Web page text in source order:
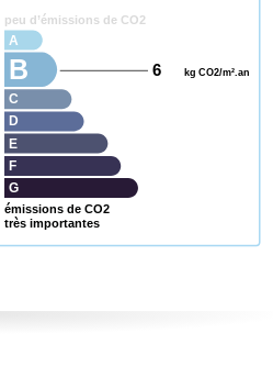
émissions de CO2
très importantes
peu d’émissions de CO2
G
F
E
D
C
B 6 kg CO2/m².an
A